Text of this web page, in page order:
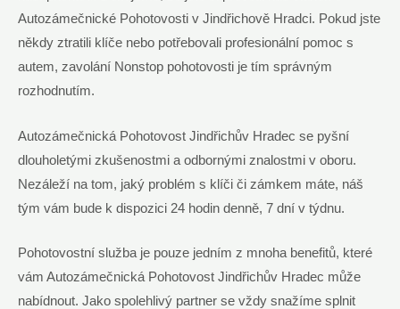
Autozámečnické Pohotovosti v Jindřichově Hradci. Pokud jste
někdy ztratili klíče nebo potřebovali profesionální pomoc s
autem, zavolání Nonstop pohotovosti je tím správným
rozhodnutím.
Autozámečnická Pohotovost Jindřichův Hradec se pyšní
dlouholetými zkušenostmi a odbornými znalostmi v oboru.
Nezáleží na tom, jaký problém s klíči či zámkem máte, náš
tým vám bude k dispozici 24 hodin denně, 7 dní v týdnu.
Pohotovostní služba je pouze jedním z mnoha benefitů, které
vám Autozámečnická Pohotovost Jindřichův Hradec může
nabídnout. Jako spolehlivý partner se vždy snažíme splnit